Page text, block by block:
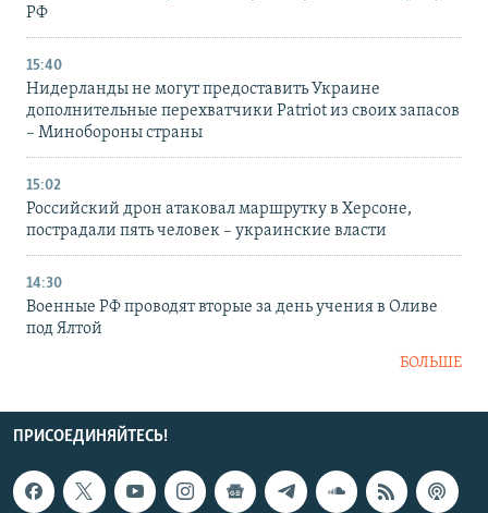
РФ
15:40
Нидерланды не могут предоставить Украине
дополнительные перехватчики Patriot из своих запасов
– Минобороны страны
15:02
Российский дрон атаковал маршрутку в Херсоне,
пострадали пять человек – украинские власти
14:30
Военные РФ проводят вторые за день учения в Оливе
под Ялтой
БОЛЬШЕ
ПРИСОЕДИНЯЙТЕСЬ!